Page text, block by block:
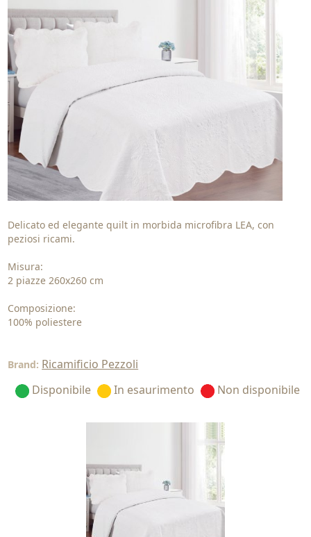
Delicato ed elegante quilt in morbida microfibra LEA, con
peziosi ricami.
Misura:
2 piazze 260x260 cm
Composizione:
100% poliestere
Brand: Ricamificio Pezzoli
Disponibile
In esaurimento Non disponibile